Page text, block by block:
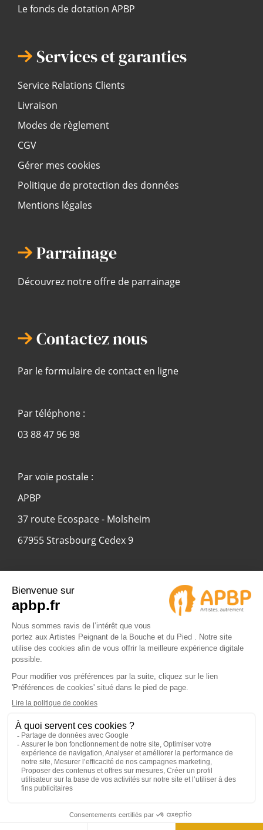
Le fonds de dotation APBP
Services et garanties
Service Relations Clients
Livraison
Modes de règlement
CGV
Gérer mes cookies
Politique de protection des données
Mentions légales
Parrainage
Découvrez notre offre de parrainage
Contactez nous
Par le formulaire de contact en ligne
Par téléphone :
03 88 47 96 98
Par voie postale :
APBP
37 route Ecospace - Molsheim
67955 Strasbourg Cedex 9